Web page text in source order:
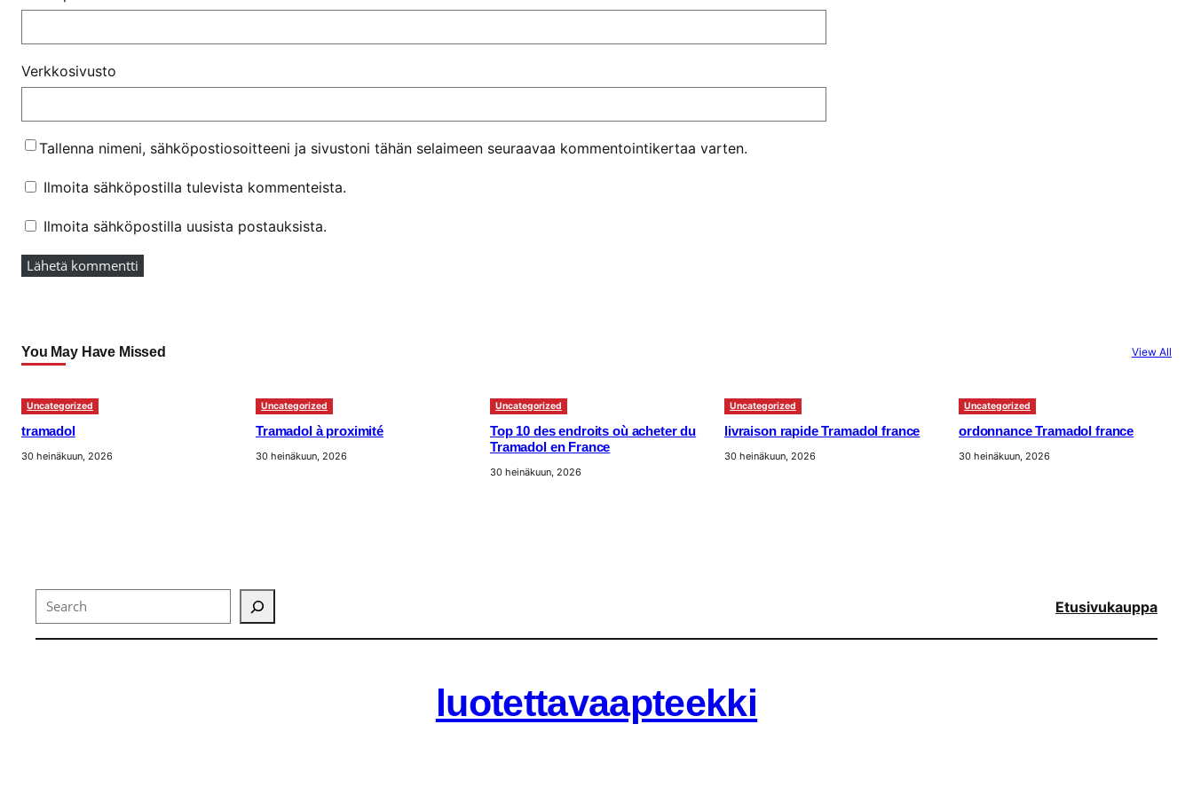
Verkkosivusto
Tallenna nimeni, sähköpostiosoitteeni ja sivustoni tähän selaimeen seuraavaa kommentointikertaa varten.
Ilmoita sähköpostilla tulevista kommenteista.
Ilmoita sähköpostilla uusista postauksista.
You May Have Missed View All
Uncategorized
tramadol
30 heinäkuun, 2026
Uncategorized
Tramadol à proximité
30 heinäkuun, 2026
Uncategorized
Top 10 des endroits où acheter du
Tramadol en France
30 heinäkuun, 2026
Uncategorized
livraison rapide Tramadol france
30 heinäkuun, 2026
Uncategorized
ordonnance Tramadol france
30 heinäkuun, 2026
Search Etusivukauppa
luotettavaapteekki